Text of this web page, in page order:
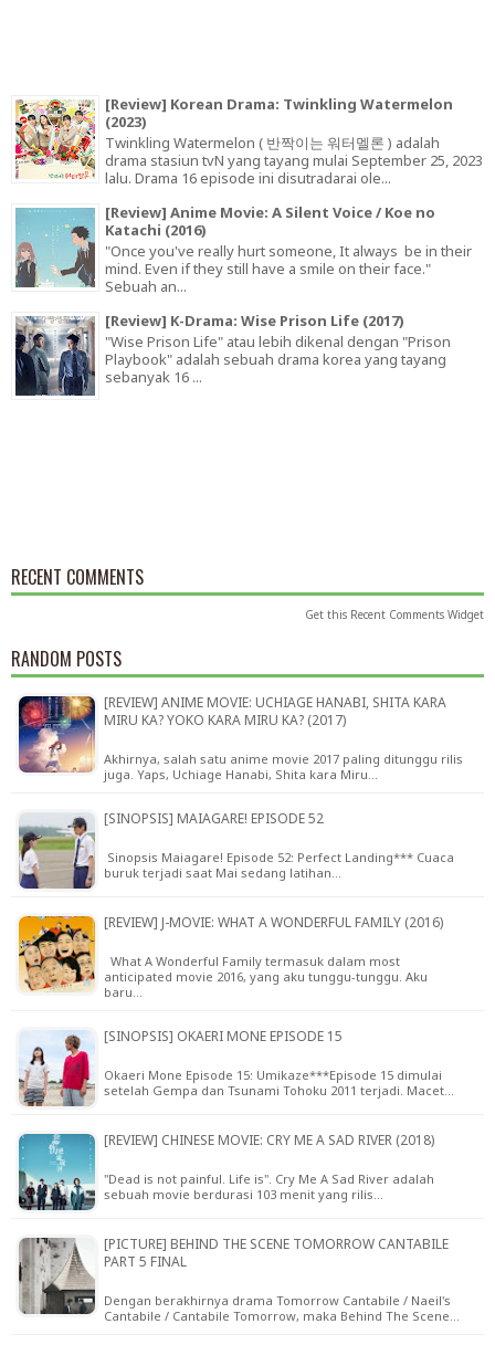
[Review] Korean Drama: Twinkling Watermelon
(2023)
Twinkling Watermelon ( 반짝이는 워터멜론 ) adalah
drama stasiun tvN yang tayang mulai September 25, 2023
lalu. Drama 16 episode ini disutradarai ole...
[Review] Anime Movie: A Silent Voice / Koe no
Katachi (2016)
"Once you've really hurt someone, It always be in their
mind. Even if they still have a smile on their face."
Sebuah an...
[Review] K-Drama: Wise Prison Life (2017)
"Wise Prison Life" atau lebih dikenal dengan "Prison
Playbook" adalah sebuah drama korea yang tayang
sebanyak 16 ...
RECENT COMMENTS
Get this Recent Comments Widget
RANDOM POSTS
[REVIEW] ANIME MOVIE: UCHIAGE HANABI, SHITA KARA
MIRU KA? YOKO KARA MIRU KA? (2017)
Akhirnya, salah satu anime movie 2017 paling ditunggu rilis
juga. Yaps, Uchiage Hanabi, Shita kara Miru…
[SINOPSIS] MAIAGARE! EPISODE 52
Sinopsis Maiagare! Episode 52: Perfect Landing*** Cuaca
buruk terjadi saat Mai sedang latihan…
[REVIEW] J-MOVIE: WHAT A WONDERFUL FAMILY (2016)
What A Wonderful Family termasuk dalam most
anticipated movie 2016, yang aku tunggu-tunggu. Aku
baru…
[SINOPSIS] OKAERI MONE EPISODE 15
Okaeri Mone Episode 15: Umikaze***Episode 15 dimulai
setelah Gempa dan Tsunami Tohoku 2011 terjadi. Macet…
[REVIEW] CHINESE MOVIE: CRY ME A SAD RIVER (2018)
"Dead is not painful. Life is". Cry Me A Sad River adalah
sebuah movie berdurasi 103 menit yang rilis…
[PICTURE] BEHIND THE SCENE TOMORROW CANTABILE
PART 5 FINAL
Dengan berakhirnya drama Tomorrow Cantabile / Naeil's
Cantabile / Cantabile Tomorrow, maka Behind The Scene…